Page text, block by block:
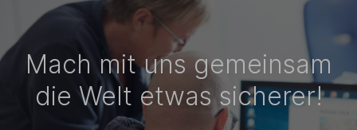
Mach mit uns gemeinsam
die Welt etwas sicherer!